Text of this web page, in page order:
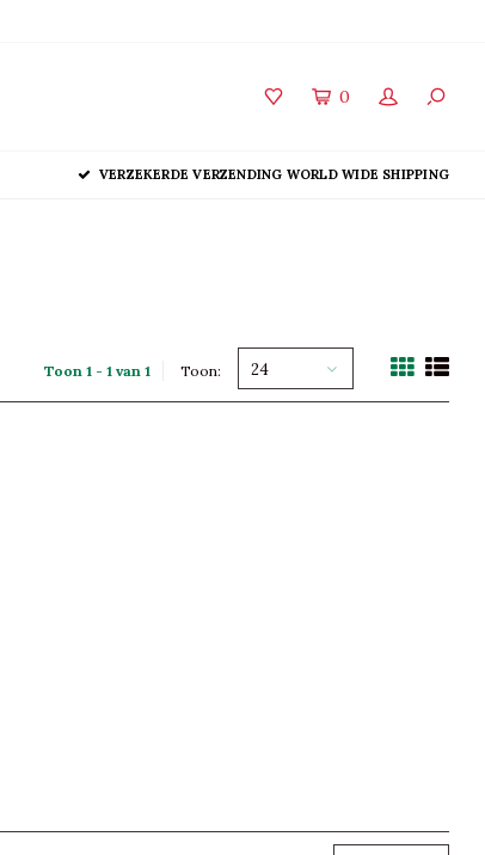
0
VERZEKERDE VERZENDING WORLD WIDE SHIPPING
Toon 1 - 1 van 1 Toon: 24